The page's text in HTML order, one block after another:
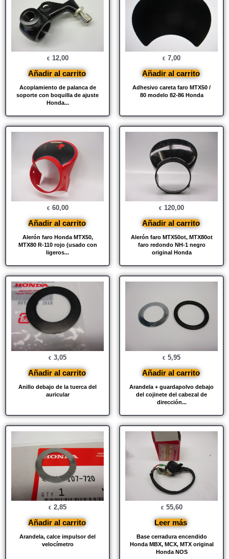
Acoplamiento de palanca de
soporte con boquilla de ajuste
Honda...
€ 12,00
Añadir al carrito
Adhesivo careta faro MTX50 /
80 modelo 82-86 Honda
€ 7,00
Añadir al carrito
Alerón faro Honda MTX50,
MTX80 R-110 rojo (usado con
ligeros...
€ 60,00
Añadir al carrito
Alerón faro MTX50ot, MTX80ot
faro redondo NH-1 negro
original Honda
€ 120,00
Añadir al carrito
Anillo debajo de la tuerca del
auricular
€ 3,05
Añadir al carrito
Arandela + guardapolvo debajo
del cojinete del cabezal de
dirección...
€ 5,95
Añadir al carrito
Arandela, calce impulsor del
velocímetro
€ 2,85
Añadir al carrito
Base cerradura encendido
Honda MBX, MCX, MTX original
Honda NOS
€ 55,60
Leer más